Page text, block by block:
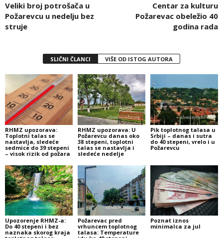
Veliki broj potrošača u
Požarevcu u nedelju bez
struje
Centar za kulturu
Požarevac obeležio 40
godina rada
SLIČNI ČLANCI VIŠE OD ISTOG AUTORA
RHMZ upozorava:
Toplotni talas se
nastavlja, sledeće
sedmice do 39 stepeni
– visok rizik od požara
RHMZ upozorava: U
Požarevcu danas oko
38 stepeni, toplotni
talas se nastavlja i
sledeće nedelje
Pik toplotnog talasa u
Srbiji – danas i sutra
do 40 stepeni, vrelo i u
Požarevcu
Upozorenje RHMZ-a:
Do 40 stepeni i bez
naznaka skorog kraja
Požarevac pred
vrhuncem toplotnog
talasa: Temperature
Poznat iznos
minimalca za jul